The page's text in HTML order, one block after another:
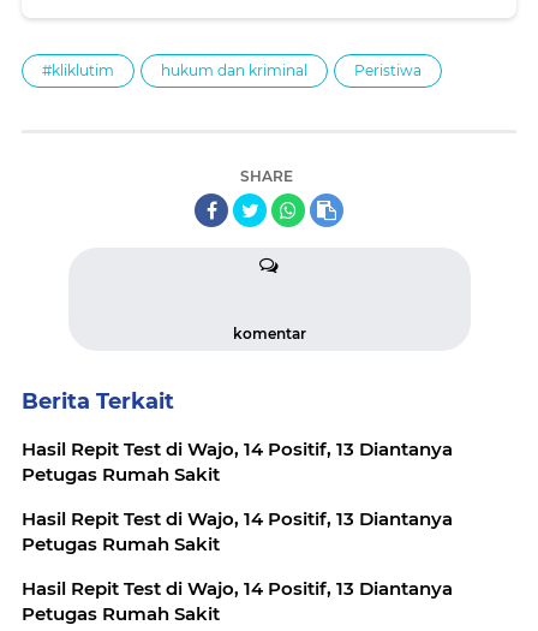
#kliklutim hukum dan kriminal Peristiwa
SHARE
komentar
Berita Terkait
Hasil Repit Test di Wajo, 14 Positif, 13 Diantanya
Petugas Rumah Sakit
Hasil Repit Test di Wajo, 14 Positif, 13 Diantanya
Petugas Rumah Sakit
Hasil Repit Test di Wajo, 14 Positif, 13 Diantanya
Petugas Rumah Sakit